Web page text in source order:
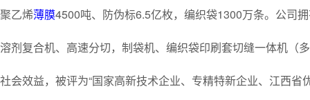
聚乙烯薄膜4500吨、防伪标6.5亿枚，编织袋1300万条。公司
溶剂复合机、高速分切，制袋机、编织袋印刷套切缝一体机（
社会效益，被评为“国家高新技术企业、专精特新企业、江西省